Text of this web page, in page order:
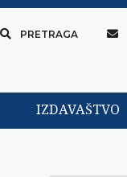
PRETRAGA
IZDAVAŠTVO